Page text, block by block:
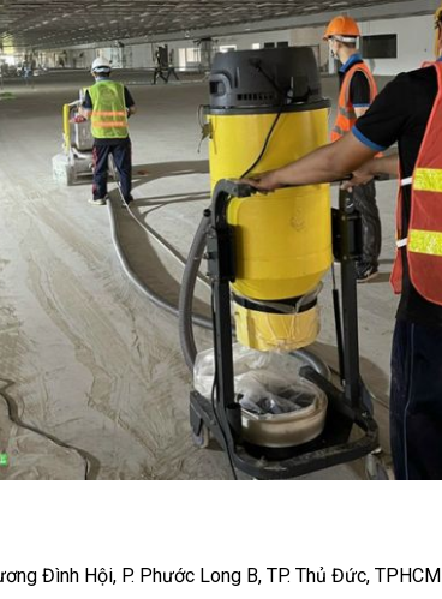
Đình Hội, P. Phước Long B, TP. Thủ Đức, TPHCM